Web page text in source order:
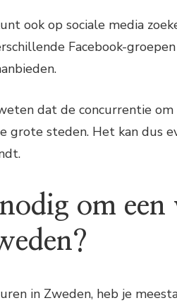
ook op sociale media
Facebook-
dat de concurrentie
grote steden. Het kan dus
om
in Zweden, heb je